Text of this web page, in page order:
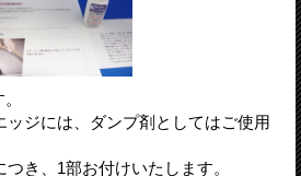
ッジには、ダンプ剤としてはご使用
き、1部お付けいたします。